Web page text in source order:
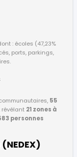
: écoles (47,23%
ports, parkings,
55
révélant 21 zones à
personnes